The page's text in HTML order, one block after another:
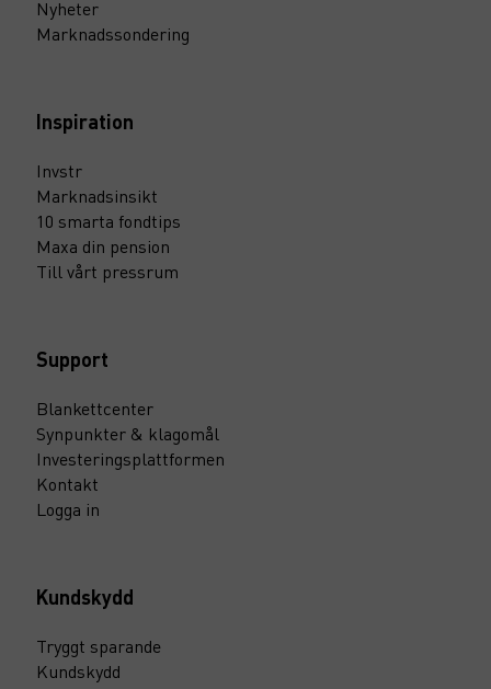
Nyheter
Marknadssondering
Inspiration
Invstr
Marknadsinsikt
10 smarta fondtips
Maxa din pension
Till vårt pressrum
Support
Blankettcenter
Synpunkter & klagomål
Investeringsplattformen
Kontakt
Logga in
Kundskydd
Tryggt sparande
Kundskydd